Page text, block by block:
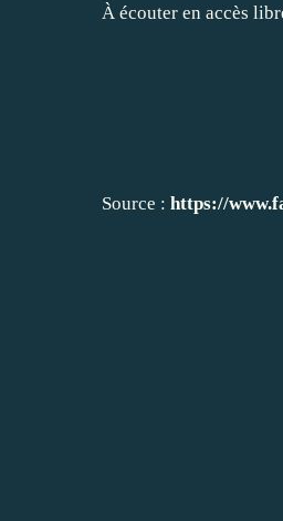
À écouter en accès
Source : https://